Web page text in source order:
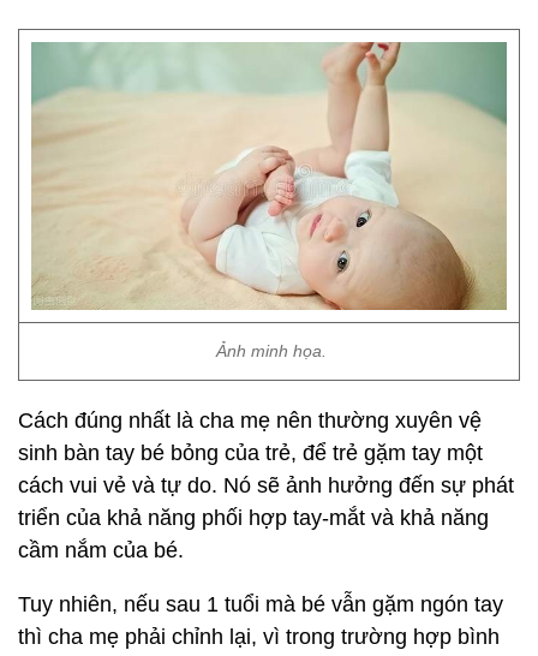
Ảnh minh họa.
Cách đúng nhất là cha mẹ nên thường xuyên vệ
sinh bàn tay bé bỏng của trẻ, để trẻ gặm tay một
cách vui vẻ và tự do. Nó sẽ ảnh hưởng đến sự phát
triển của khả năng phối hợp tay-mắt và khả năng
cầm nắm của bé.
Tuy nhiên, nếu sau 1 tuổi mà bé vẫn gặm ngón tay
thì cha mẹ phải chỉnh lại, vì trong trường hợp bình